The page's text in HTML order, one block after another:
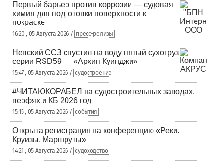
Первый барьер против коррозии — судовая
химия для подготовки поверхности к
покраске
16:20 , 05 Августа 2026 / пресс-релизы
Невский ССЗ спустил на воду пятый сухогруз
серии RSD59 — «Архип Куинджи»
15:47 , 05 Августа 2026 / судостроение
#ЧИТАЮКОРАБЕЛ на судостроительных заводах,
верфях и КБ 2026 год
15:15 , 05 Августа 2026 / события
Открыта регистрация на конференцию «Реки.
Круизы. Маршруты»
14:21 , 05 Августа 2026 / судоходство